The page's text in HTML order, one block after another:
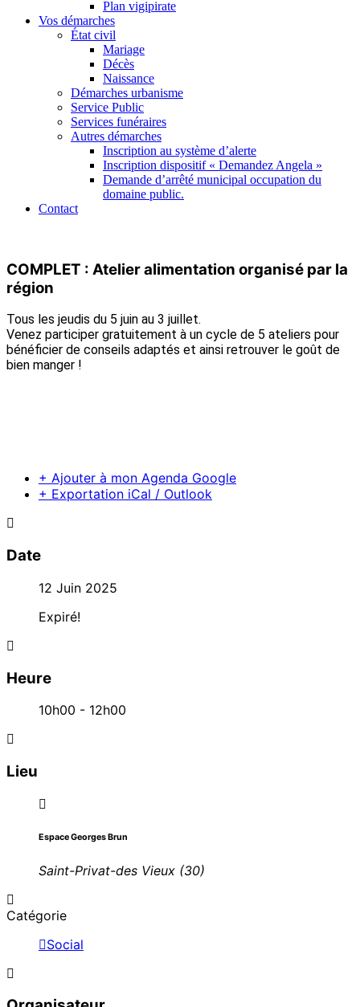
Plan vigipirate
Vos démarches
État civil
Mariage
Décès
Naissance
Démarches urbanisme
Service Public
Services funéraires
Autres démarches
Inscription au système d’alerte
Inscription dispositif « Demandez Angela »
Demande d’arrêté municipal occupation du
domaine public.
Contact
COMPLET : Atelier alimentation organisé par la
région
Tous les jeudis du 5 juin au 3 juillet.
Venez participer gratuitement à un cycle de 5 ateliers pour
bénéficier de conseils adaptés et ainsi retrouver le goût de
bien manger !
+ Ajouter à mon Agenda Google
+ Exportation iCal / Outlook
Date
12 Juin 2025
Expiré!
Heure
10h00 - 12h00
Lieu
Espace Georges Brun
Saint-Privat-des Vieux (30)
Catégorie
Social